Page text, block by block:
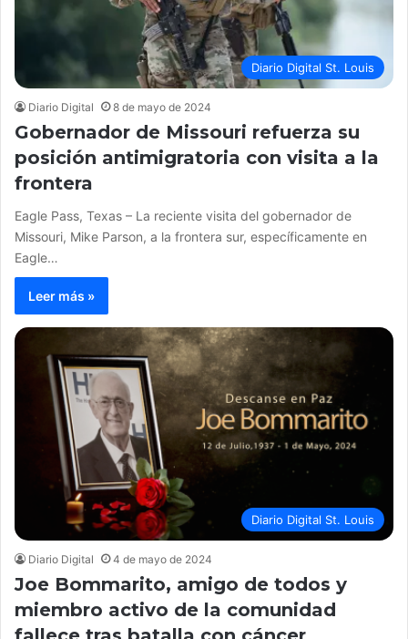
Diario Digital St. Louis
Diario Digital 8 de mayo de 2024
Gobernador de Missouri refuerza su
posición antimigratoria con visita a la
frontera
Eagle Pass, Texas – La reciente visita del gobernador de
Missouri, Mike Parson, a la frontera sur, específicamente en
Eagle…
Leer más »
Diario Digital St. Louis
Diario Digital 4 de mayo de 2024
Joe Bommarito, amigo de todos y
miembro activo de la comunidad